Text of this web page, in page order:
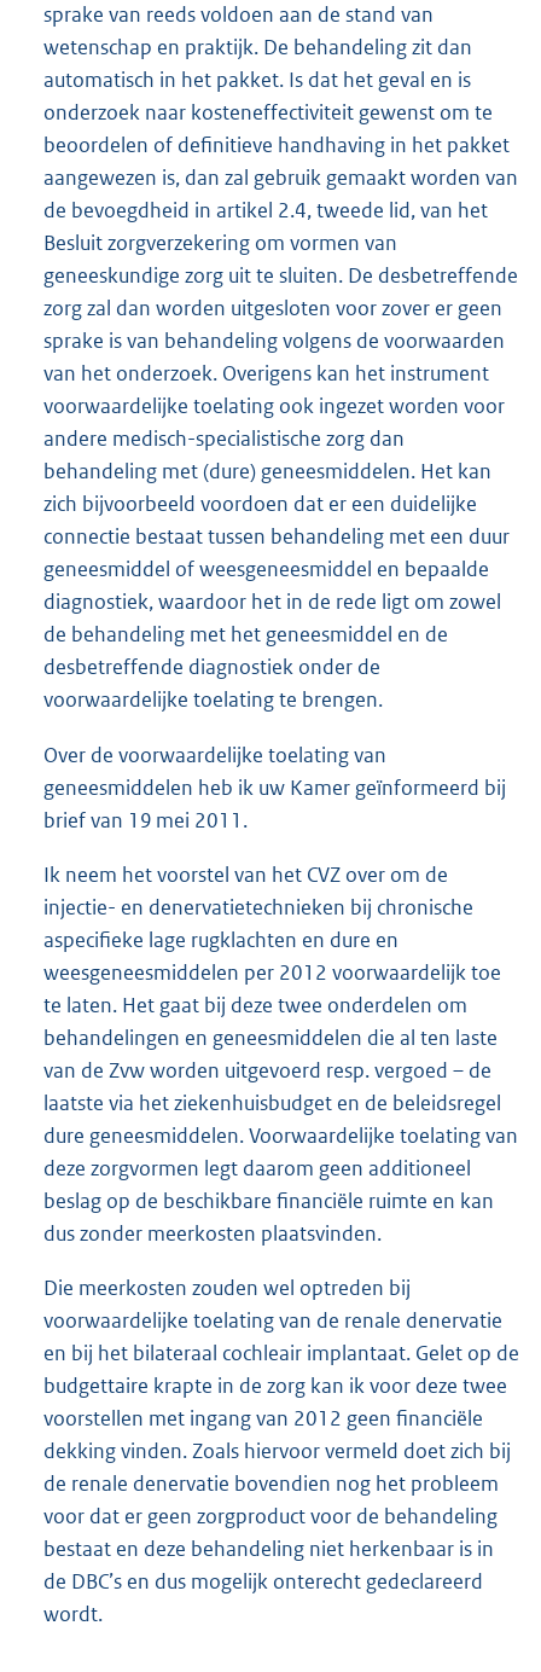
sprake van reeds voldoen aan de stand van
wetenschap en praktijk. De behandeling zit dan
automatisch in het pakket. Is dat het geval en is
onderzoek naar kosteneffectiviteit gewenst om te
beoordelen of definitieve handhaving in het pakket
aangewezen is, dan zal gebruik gemaakt worden van
de bevoegdheid in artikel 2.4, tweede lid, van het
Besluit zorgverzekering om vormen van
geneeskundige zorg uit te sluiten. De desbetreffende
zorg zal dan worden uitgesloten voor zover er geen
sprake is van behandeling volgens de voorwaarden
van het onderzoek. Overigens kan het instrument
voorwaardelijke toelating ook ingezet worden voor
andere medisch-specialistische zorg dan
behandeling met (dure) geneesmiddelen. Het kan
zich bijvoorbeeld voordoen dat er een duidelijke
connectie bestaat tussen behandeling met een duur
geneesmiddel of weesgeneesmiddel en bepaalde
diagnostiek, waardoor het in de rede ligt om zowel
de behandeling met het geneesmiddel en de
desbetreffende diagnostiek onder de
voorwaardelijke toelating te brengen.
Over de voorwaardelijke toelating van
geneesmiddelen heb ik uw Kamer geïnformeerd bij
brief van 19 mei 2011.
Ik neem het voorstel van het CVZ over om de
injectie- en denervatietechnieken bij chronische
aspecifieke lage rugklachten en dure en
weesgeneesmiddelen per 2012 voorwaardelijk toe
te laten. Het gaat bij deze twee onderdelen om
behandelingen en geneesmiddelen die al ten laste
van de Zvw worden uitgevoerd resp. vergoed – de
laatste via het ziekenhuisbudget en de beleidsregel
dure geneesmiddelen. Voorwaardelijke toelating van
deze zorgvormen legt daarom geen additioneel
beslag op de beschikbare financiële ruimte en kan
dus zonder meerkosten plaatsvinden.
Die meerkosten zouden wel optreden bij
voorwaardelijke toelating van de renale denervatie
en bij het bilateraal cochleair implantaat. Gelet op de
budgettaire krapte in de zorg kan ik voor deze twee
voorstellen met ingang van 2012 geen financiële
dekking vinden. Zoals hiervoor vermeld doet zich bij
de renale denervatie bovendien nog het probleem
voor dat er geen zorgproduct voor de behandeling
bestaat en deze behandeling niet herkenbaar is in
de DBC’s en dus mogelijk onterecht gedeclareerd
wordt.